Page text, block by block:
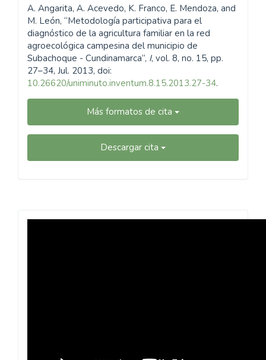
A. Angarita, A. Acevedo, K. Franco, E. Mendoza, and
M. León, “Metodología participativa para el
diagnóstico de la agricultura familiar en la red
agroecológica campesina del municipio de
Subachoque - Cundinamarca”, I, vol. 8, no. 15, pp.
27–34, Jul. 2013, doi:
10.26620/uniminuto.inventum.8.15.2013.27-34.
Más formatos de cita
Descargar cita
Revista